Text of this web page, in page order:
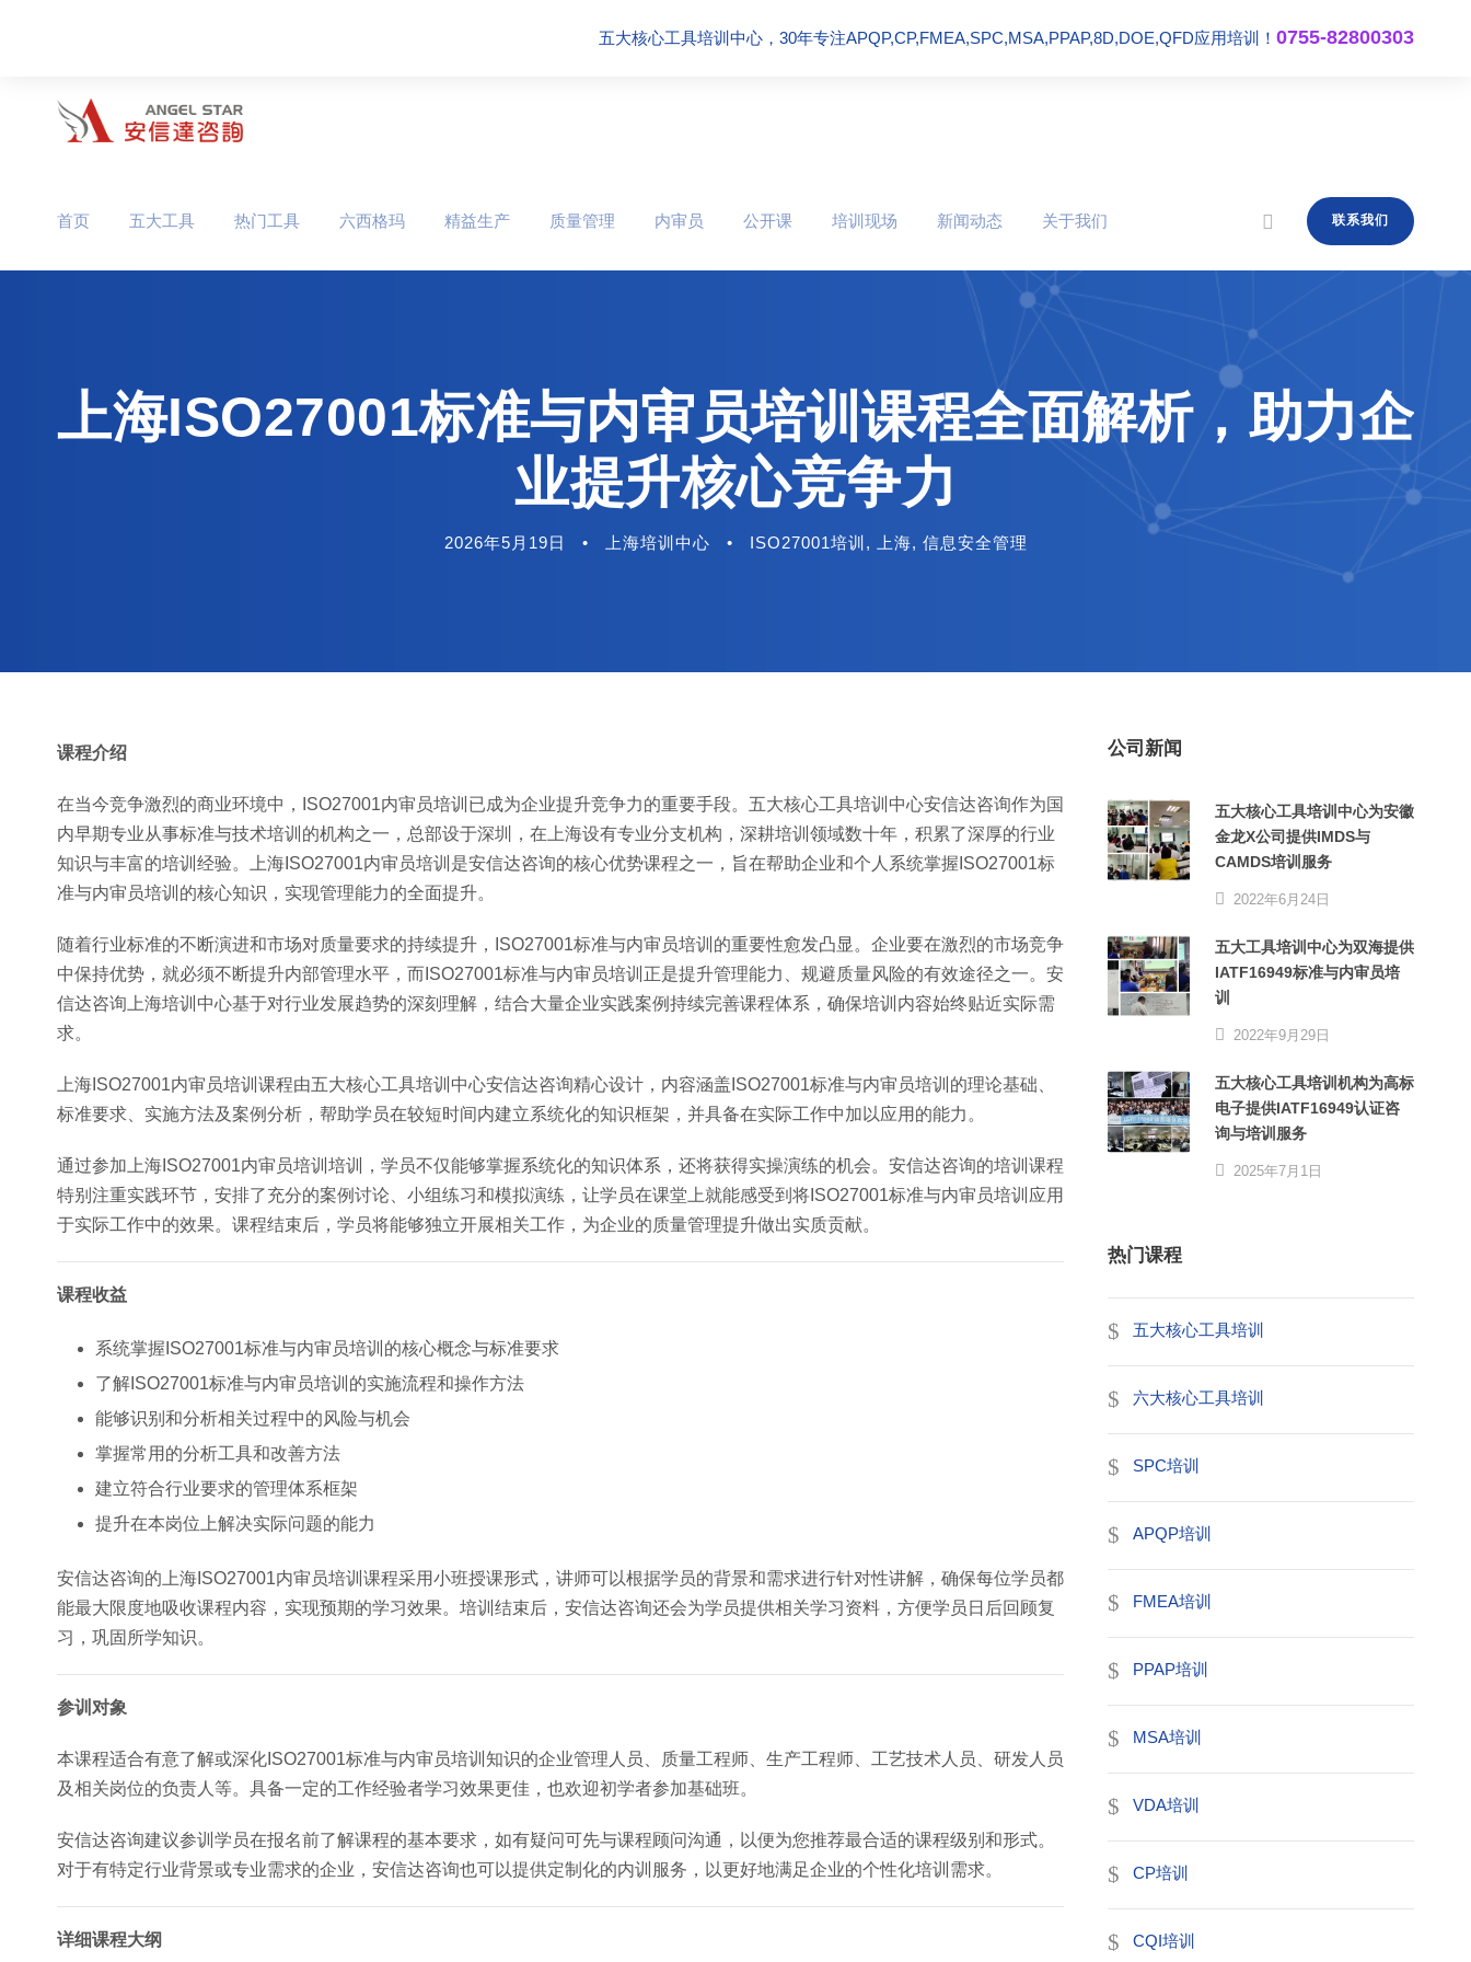
五大核心工具培训中心，30年专注APQP,CP,FMEA,SPC,MSA,PPAP,8D,DOE,QFD应用培训！ 0755-82800303
首页 五大工具 热门工具 六西格玛 精益生产 质量管理 内审员 公开课 培训现场 新闻动态 关于我们 联系我们
上海ISO27001标准与内审员培训课程全面解析，助力企
业提升核心竞争力
2026年5月19日 • 上海培训中心 • ISO27001培训 , 上海, 信息安全管理
课程介绍
在当今竞争激烈的商业环境中，ISO27001内审员培训已成为企业提升竞争力的重要手段。五大核心工具培训中心安信达咨询作为国
内早期专业从事标准与技术培训的机构之一，总部设于深圳，在上海设有专业分支机构，深耕培训领域数十年，积累了深厚的行业
知识与丰富的培训经验。上海ISO27001内审员培训是安信达咨询的核心优势课程之一，旨在帮助企业和个人系统掌握ISO27001标
准与内审员培训的核心知识，实现管理能力的全面提升。
随着行业标准的不断演进和市场对质量要求的持续提升，ISO27001标准与内审员培训的重要性愈发凸显。企业要在激烈的市场竞争
中保持优势，就必须不断提升内部管理水平，而ISO27001标准与内审员培训正是提升管理能力、规避质量风险的有效途径之一。安
信达咨询上海培训中心基于对行业发展趋势的深刻理解，结合大量企业实践案例持续完善课程体系，确保培训内容始终贴近实际需
求。
上海ISO27001内审员培训课程由五大核心工具培训中心安信达咨询精心设计，内容涵盖ISO27001标准与内审员培训的理论基础、
标准要求、实施方法及案例分析，帮助学员在较短时间内建立系统化的知识框架，并具备在实际工作中加以应用的能力。
通过参加上海ISO27001内审员培训培训，学员不仅能够掌握系统化的知识体系，还将获得实操演练的机会。安信达咨询的培训课程
特别注重实践环节，安排了充分的案例讨论、小组练习和模拟演练，让学员在课堂上就能感受到将ISO27001标准与内审员培训应用
于实际工作中的效果。课程结束后，学员将能够独立开展相关工作，为企业的质量管理提升做出实质贡献。
课程收益
系统掌握ISO27001标准与内审员培训的核心概念与标准要求
了解ISO27001标准与内审员培训的实施流程和操作方法
能够识别和分析相关过程中的风险与机会
掌握常用的分析工具和改善方法
建立符合行业要求的管理体系框架
提升在本岗位上解决实际问题的能力
安信达咨询的上海ISO27001内审员培训课程采用小班授课形式，讲师可以根据学员的背景和需求进行针对性讲解，确保每位学员都
能最大限度地吸收课程内容，实现预期的学习效果。培训结束后，安信达咨询还会为学员提供相关学习资料，方便学员日后回顾复
习，巩固所学知识。
参训对象
本课程适合有意了解或深化ISO27001标准与内审员培训知识的企业管理人员、质量工程师、生产工程师、工艺技术人员、研发人员
及相关岗位的负责人等。具备一定的工作经验者学习效果更佳，也欢迎初学者参加基础班。
安信达咨询建议参训学员在报名前了解课程的基本要求，如有疑问可先与课程顾问沟通，以便为您推荐最合适的课程级别和形式。
对于有特定行业背景或专业需求的企业，安信达咨询也可以提供定制化的内训服务，以更好地满足企业的个性化培训需求。
详细课程大纲
公司新闻
五大核心工具培训中心为安徽
金龙X公司提供IMDS与
CAMDS培训服务
2022年6月24日
五大工具培训中心为双海提供
IATF16949标准与内审员培
训
2022年9月29日
五大核心工具培训机构为高标
电子提供IATF16949认证咨
询与培训服务
2025年7月1日
热门课程
五大核心工具培训
六大核心工具培训
SPC培训
APQP培训
FMEA培训
PPAP培训
MSA培训
VDA培训
CP培训
CQI培训